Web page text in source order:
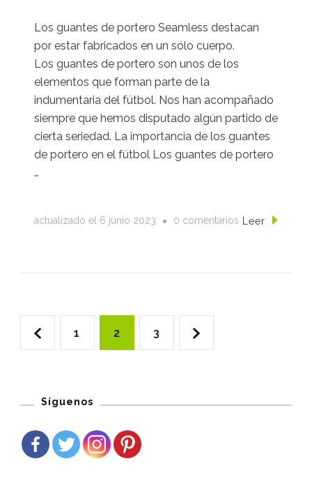
Los guantes de portero Seamless destacan
por estar fabricados en un sólo cuerpo.
Los guantes de portero son unos de los
elementos que forman parte de la
indumentaria del fútbol. Nos han acompañado
siempre que hemos disputado algún partido de
cierta seriedad. La importancia de los guantes
de portero en el fútbol Los guantes de portero
…
actualizado el 6 junio 2023 0 comentarios en
Leer
Navegación
entradas
Página
1 Página
2 Página
3
Síguenos